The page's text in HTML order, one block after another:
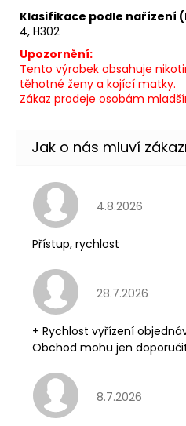
Klasifikace podle nařízení
4, H302
Upozornění:
Tento výrobek obsahuje
těhotné ženy a kojící matky.
Zákaz prodeje osobám
Hodnocení
4.8.2026
Přístup, rychlost
Hodnocení
28.7.2026
+ Rychlost vyřízení
Obchod mohu jen
Hodnocení
8.7.2026